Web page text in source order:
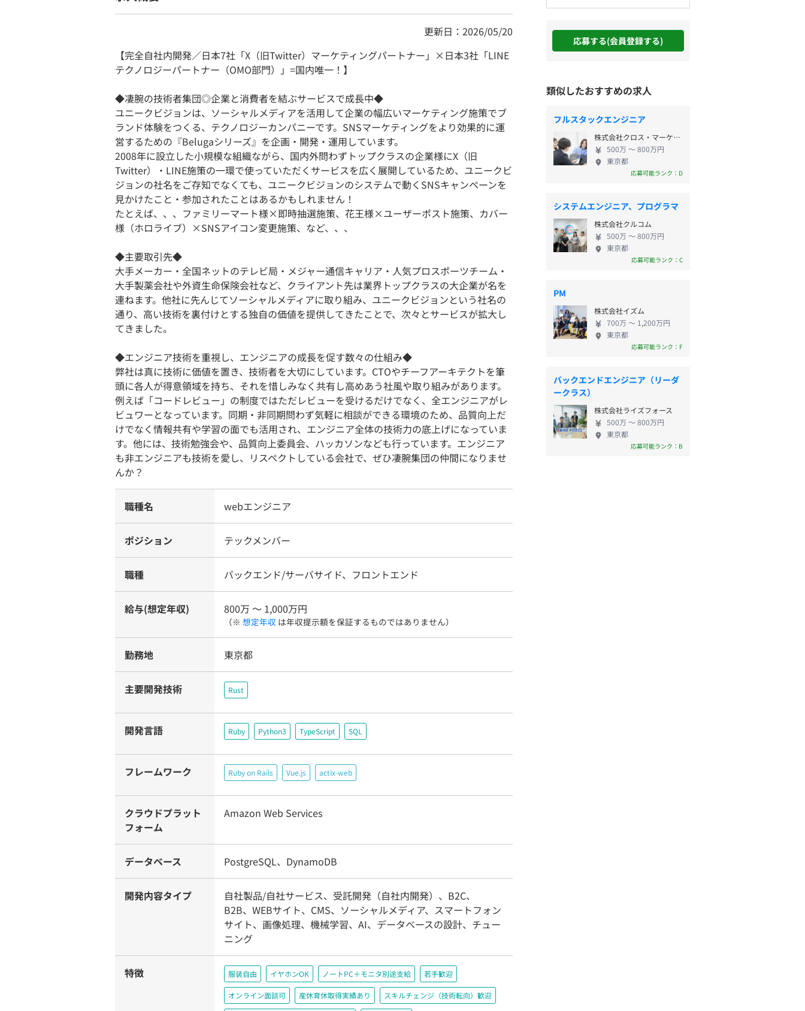
更新日：2026/05/20
【完全自社内開発／日本7社「X（旧Twitter）マーケティングパートナー」×日本3社「LINE
テクノロジーパートナー（OMO部門）」=国内唯一！】
◆凄腕の技術者集団◎企業と消費者を結ぶサービスで成長中◆
ユニークビジョンは、ソーシャルメディアを活用して企業の幅広いマーケティング施策でブ
ランド体験をつくる、テクノロジーカンパニーです。SNSマーケティングをより効果的に運
営するための『Belugaシリーズ』を企画・開発・運用しています。
2008年に設立した小規模な組織ながら、国内外問わずトップクラスの企業様にX（旧
Twitter）・LINE施策の一環で使っていただくサービスを広く展開しているため、ユニークビ
ジョンの社名をご存知でなくても、ユニークビジョンのシステムで動くSNSキャンペーンを
見かけたこと・参加されたことはあるかもしれません！
たとえば、、、ファミリーマート様×即時抽選施策、花王様×ユーザーポスト施策、カバー
様（ホロライブ）×SNSアイコン変更施策、など、、、
◆主要取引先◆
大手メーカー・全国ネットのテレビ局・メジャー通信キャリア・人気プロスポーツチーム・
大手製薬会社や外資生命保険会社など、クライアント先は業界トップクラスの大企業が名を
連ねます。他社に先んじてソーシャルメディアに取り組み、ユニークビジョンという社名の
通り、高い技術を裏付けとする独自の価値を提供してきたことで、次々とサービスが拡大し
てきました。
◆エンジニア技術を重視し、エンジニアの成長を促す数々の仕組み◆
弊社は真に技術に価値を置き、技術者を大切にしています。CTOやチーフアーキテクトを筆
頭に各人が得意領域を持ち、それを惜しみなく共有し高めあう社風や取り組みがあります。
例えば「コードレビュー」の制度ではただレビューを受けるだけでなく、全エンジニアがレ
ビュワーとなっています。同期・非同期問わず気軽に相談ができる環境のため、品質向上だ
けでなく情報共有や学習の面でも活用され、エンジニア全体の技術力の底上げになっていま
す。他には、技術勉強会や、品質向上委員会、ハッカソンなども行っています。エンジニア
も非エンジニアも技術を愛し、リスペクトしている会社で、ぜひ凄腕集団の仲間になりませ
んか？
職種名 webエンジニア
ポジション テックメンバー
職種 バックエンド/サーバサイド、フロントエンド
給与(想定年収) 800万 〜 1,000万円
（※ 想定年収 は年収提示額を保証するものではありません）
勤務地 東京都
主要開発技術 Rust
開発言語 Ruby Python3 TypeScript SQL
フレームワーク Ruby on Rails Vue.js actix-web
クラウドプラット
フォーム
Amazon Web Services
データベース PostgreSQL、DynamoDB
開発内容タイプ
自社製品/自社サービス、受託開発（自社内開発）、B2C、
B2B、WEBサイト、CMS、ソーシャルメディア、スマートフォン
サイト、画像処理、機械学習、AI、データベースの設計、チュー
ニング
特徴 服装自由 イヤホンOK ノートPC＋モニタ別途支給 若手歓迎
オンライン面談可 産休育休取得実績あり スキルチェンジ（技術転向）歓迎
応募する(会員登録する)
類似したおすすめの求人
フルスタックエンジニア
株式会社クロス・マーケティンググループ
500万 〜 800万円
東京都
応募可能ランク：D
システムエンジニア、プログラマ
株式会社クルコム
500万 〜 800万円
東京都
応募可能ランク：C
PM
株式会社イズム
700万 〜 1,200万円
東京都
応募可能ランク：F
バックエンドエンジニア（リーダ
ークラス）
株式会社ライズフォース
500万 〜 800万円
東京都
応募可能ランク：B